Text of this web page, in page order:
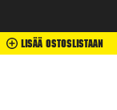
Lisää Ostoslistaan